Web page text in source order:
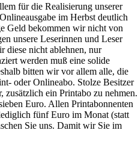
für die Realisierung unserer
im Herbst deutlich
Geld bekommen wir nicht von
unsere Leserinnen und Leser
diese nicht ablehnen, nur
werden muß eine solide
bitten wir vor allem alle, die
oder Onlineabo. Stolze Besitzer
zusätzlich ein Printabo zu nehmen.
Euro. Allen Printabonnenten
fünf Euro im Monat (statt
Sie uns. Damit wir Sie im